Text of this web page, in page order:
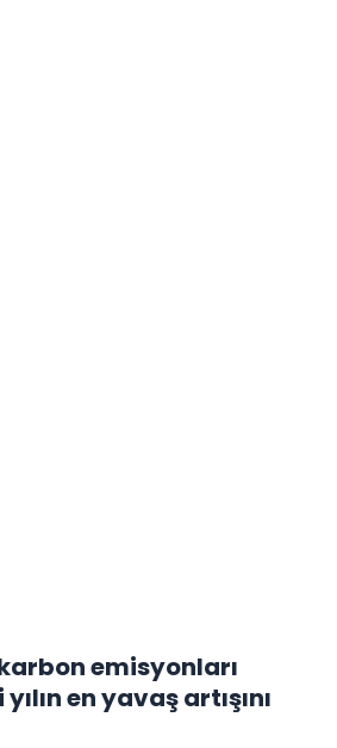
emisyonları
en yavaş artışını